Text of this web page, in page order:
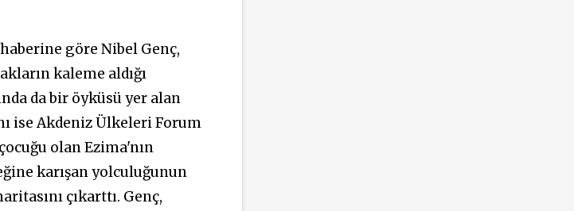
göre Nibel Genç,
kaleme aldığı
da bir öyküsü yer alan
ise Akdeniz Ülkeleri Forum
olan Ezima'nın
karışan yolculuğunun
çıkarttı. Genç,